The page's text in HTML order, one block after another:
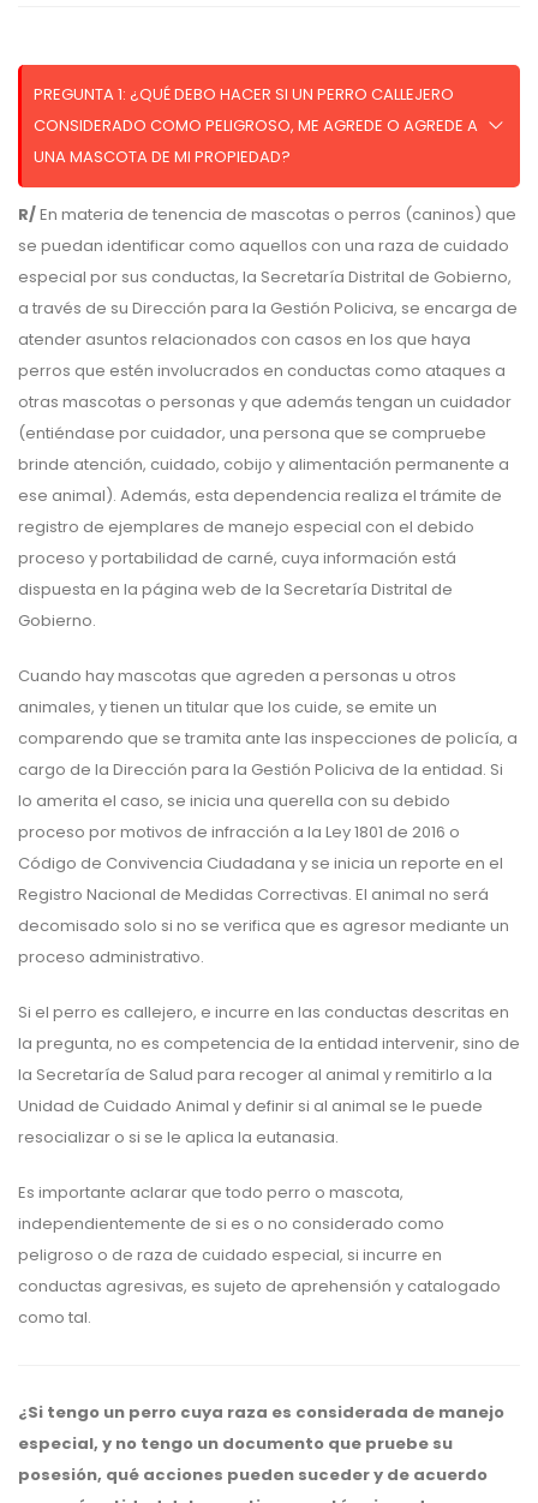
PREGUNTA 1: ¿QUÉ DEBO HACER SI UN PERRO CALLEJERO
CONSIDERADO COMO PELIGROSO, ME AGREDE O AGREDE A
UNA MASCOTA DE MI PROPIEDAD?
R/En materia de tenencia de mascotas o perros (caninos) que
se puedan identificar como aquellos con una raza de cuidado
especial por sus conductas, la Secretaría Distrital de Gobierno,
a través de su Dirección para la Gestión Policiva, se encarga de
atender asuntos relacionados con casos en los que haya
perros que estén involucrados en conductas como ataques a
otras mascotas o personas y que además tengan un cuidador
(entiéndase por cuidador, una persona que se compruebe
brinde atención, cuidado, cobijo y alimentación permanente a
ese animal). Además, esta dependencia realiza el trámite de
registro de ejemplares de manejo especial con el debido
proceso y portabilidad de carné, cuya información está
dispuesta en la página web de la Secretaría Distrital de
Gobierno.
Cuando hay mascotas que agreden a personas u otros
animales, y tienen un titular que los cuide, se emite un
comparendo que se tramita ante las inspecciones de policía, a
cargo de la Dirección para la Gestión Policiva de la entidad. Si
lo amerita el caso, se inicia una querella con su debido
proceso por motivos de infracción a la Ley 1801 de 2016 o
Código de Convivencia Ciudadana y se inicia un reporte en el
Registro Nacional de Medidas Correctivas. El animal no será
decomisado solo si no se verifica que es agresor mediante un
proceso administrativo.
Si el perro es callejero, e incurre en las conductas descritas en
la pregunta, no es competencia de la entidad intervenir, sino de
la Secretaría de Salud para recoger al animal y remitirlo a la
Unidad de Cuidado Animal y definir si al animal se le puede
resocializar o si se le aplica la eutanasia.
Es importante aclarar que todo perro o mascota,
independientemente de si es o no considerado como
peligroso o de raza de cuidado especial, si incurre en
conductas agresivas, es sujeto de aprehensión y catalogado
como tal.
¿Si tengo un perro cuya raza es considerada de manejo
especial, y no tengo un documento que pruebe su
posesión, qué acciones pueden suceder y de acuerdo